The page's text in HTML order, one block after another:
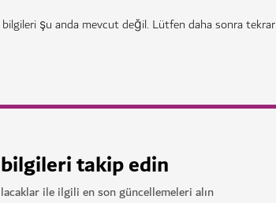
şu anda mevcut değil. Lütfen daha sonra tekrar
takip edin
ile ilgili en son güncellemeleri alın